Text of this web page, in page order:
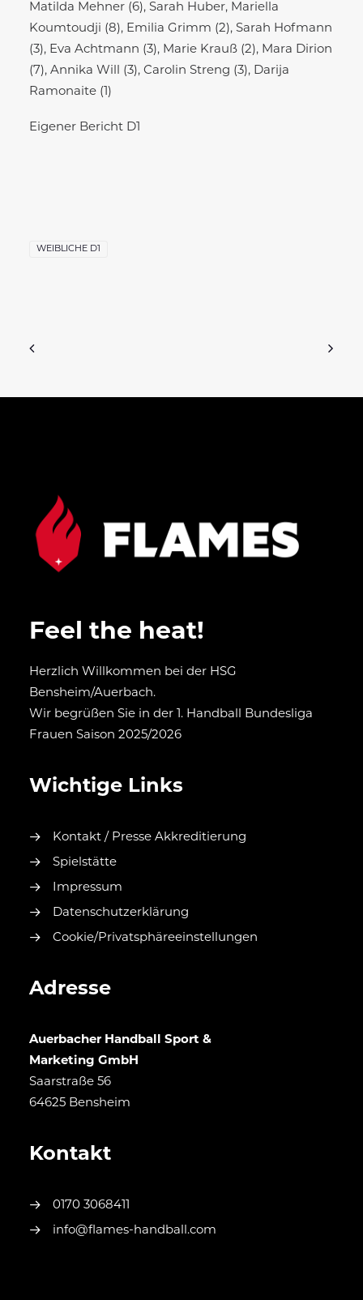
Matilda Mehner (6), Sarah Huber, Mariella
Koumtoudji (8), Emilia Grimm (2), Sarah Hofmann
(3), Eva Achtmann (3), Marie Krauß (2), Mara Dirion
(7), Annika Will (3), Carolin Streng (3), Darija
Ramonaite (1)
Eigener Bericht D1
WEIBLICHE D1
Feel the heat!
Herzlich Willkommen bei der HSG
Bensheim/Auerbach.
Wir begrüßen Sie in der 1. Handball Bundesliga
Frauen Saison 2025/2026
Wichtige Links
Kontakt / Presse Akkreditierung
Spielstätte
Impressum
Datenschutzerklärung
Cookie/Privatsphäreeinstellungen
Adresse
Auerbacher Handball Sport &
Marketing GmbH
Saarstraße 56
64625 Bensheim
Kontakt
0170 3068411
info@flames-handball.com